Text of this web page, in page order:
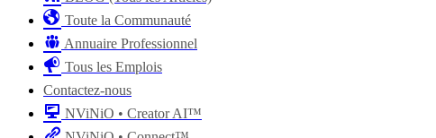
Toute la Communauté
Annuaire Professionnel
Tous les Emplois
Contactez-nous
NViNiO • Creator AI™